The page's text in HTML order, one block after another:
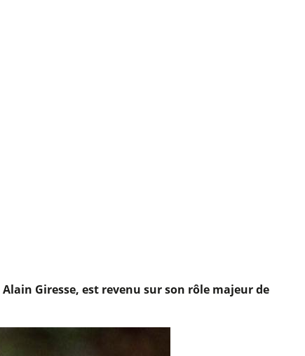
Alain Giresse, est revenu sur son rôle majeur de